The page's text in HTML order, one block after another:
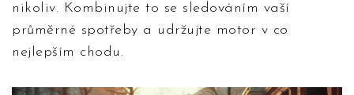
nikoliv. Kombinujte to se sledováním vaší
průměrné spotřeby a udržujte motor v co
nejlepším chodu.